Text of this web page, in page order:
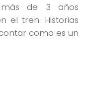
más de 3 años
el tren. Historias
como es un